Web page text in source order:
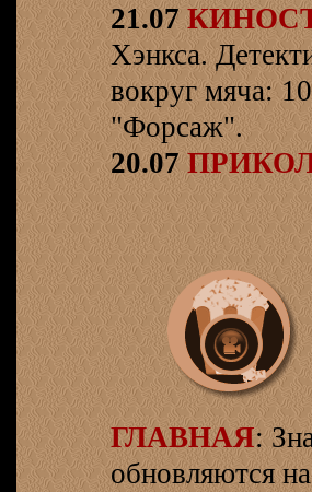
21.07
Хэнкса.
вокруг мяча:
"Форсаж".
20.07
ГЛАВНАЯ:
обновляются